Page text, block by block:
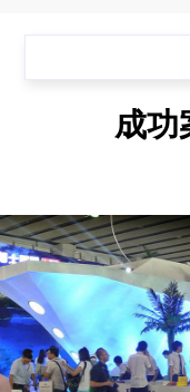
成功